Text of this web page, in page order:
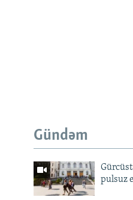
Gündəm
pulsuz